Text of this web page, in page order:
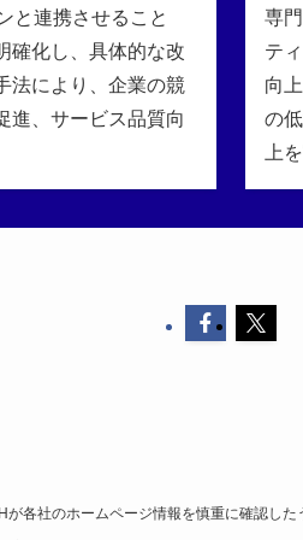
と連携させること
確化し、具体的な改
法により、企業の競
進、サービス品質向
専
テ
向
の
上
各社のホームページ情報を慎重に確認した